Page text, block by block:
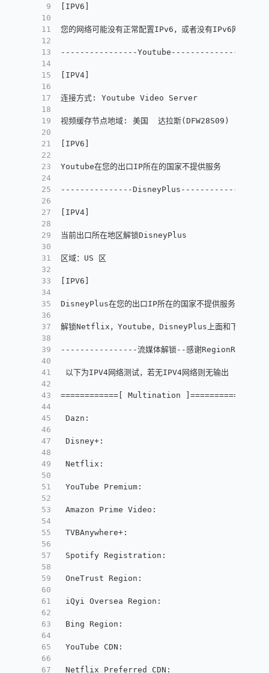
9
10
11
12
13
14
15
16
17
18
19
20
21
22
23
24
25
26
27
28
29
30
31
32
33
34
35
36
37
38
39
40
41
42
43
44
45
46
47
48
49
50
51
52
53
54
55
56
57
58
59
60
61
62
63
64
65
66
67
IPV6
您的网络可能没有正常配置IPv6，或者没有IPv6网络接入
----------------Youtube-----------------
IPV4
连接方式 : Youtube Video Server
视频缓存节点地域 : 美国  达拉斯(DFW28S09)
IPV6
Youtube在您的出口IP所在的国家不提供服务
---------------DisneyPlus---------------
IPV4
当前出口所在地区解锁DisneyPlus
区域：US 区
IPV6
DisneyPlus在您的出口IP所在的国家不提供服务
解锁Netflix，Youtube，DisneyPlus上面和下面进行比
----------------流媒体解锁--感谢
以下为IPV4网络测试，若无IPV4网络则无输出
============ Multination ]============
Dazn :
Disney+ :
Netflix :
YouTube Premium :
Amazon Prime Video :
TVBAnywhere+ :
Spotify Registration :
OneTrust Region :
iQyi Oversea Region :
Bing Region :
YouTube CDN :
Netflix Preferred CDN :